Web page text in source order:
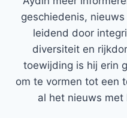
geschiedenis,
leidend door
diversiteit en
toewijding is hij erin
om te vormen tot een
al het nieuws